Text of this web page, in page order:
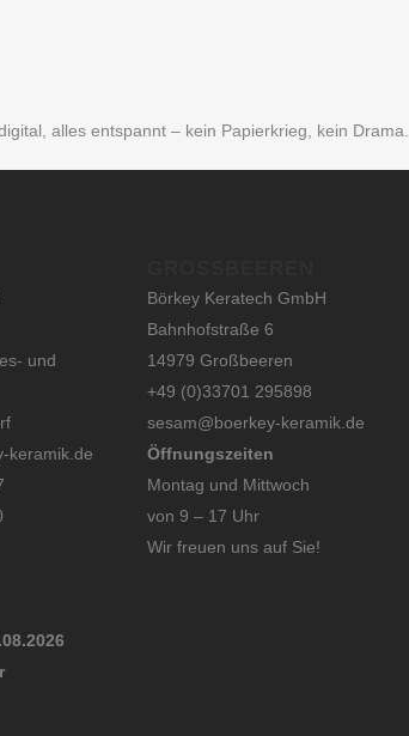
alles entspannt – kein Papierkrieg, kein Drama.
und
keramik.de
Börkey Keratech GmbH
Bahnhofstraße 6
14979 Großbeeren
+49 (0)33701 295898
sesam@boerkey-keramik.de
Öffnungszeiten
Montag und Mittwoch
von 9 – 17 Uhr
Wir freuen uns auf Sie!